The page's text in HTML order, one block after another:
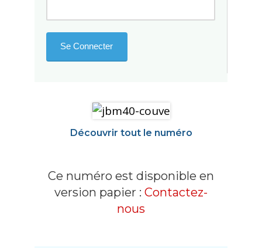
Découvrir tout le numéro
Ce numéro est disponible en
version papier : Contactez-
nous